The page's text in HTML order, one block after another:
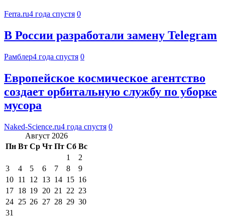
Ferra.ru4 года спустя 0
В России разработали замену Telegram
Рамблер4 года спустя 0
Европейское космическое агентство
создает орбитальную службу по уборке
мусора
Naked-Science.ru4 года спустя 0
Август 2026
Пн Вт Ср Чт Пт Сб Вс
1
2
3
4 5 6 7 8
9
10 11 12 13 14 15 16
17 18 19 20 21 22 23
24 25 26 27 28 29 30
31